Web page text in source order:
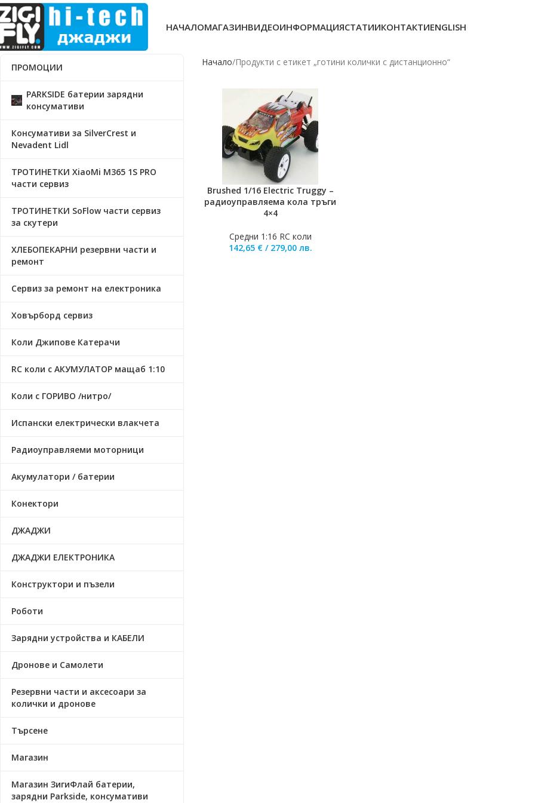
НАЧАЛОМАГАЗИНВИДЕОИНФОРМАЦИЯСТАТИИКОНТАКТИENGLISH
ПРОМОЦИИ
PARKSIDE батерии зарядни
консумативи
Консумативи за SilverCrest и
Nevadent Lidl
ТРОТИНЕТКИ XiaoMi M365 1S PRO
части сервиз
ТРОТИНЕТКИ SoFlow части сервиз
за скутери
ХЛЕБОПЕКАРНИ резервни части и
ремонт
Сервиз за ремонт на електроника
Ховърборд сервиз
Коли Джипове Катерачи
RC коли с АКУМУЛАТОР мащаб 1:10
Коли с ГОРИВО /нитро/
Испански електрически влакчета
Радиоуправляеми моторници
Акумулатори / батерии
Конектори
ДЖАДЖИ
ДЖАДЖИ ЕЛЕКТРОНИКА
Конструктори и пъзели
Роботи
Зарядни устройства и КАБЕЛИ
Дронове и Самолети
Резервни части и аксесоари за
колички и дронове
Търсене
Магазин
Магазин ЗигиФлай батерии,
зарядни Parkside, консумативи
Начало Продукти с етикет „готини колички с дистанционно“
ДОБАВЯНЕ В КОЛИЧКАТА
Brushed 1/16 Electric Truggy –
радиоуправляема кола тръги
4×4
Средни 1:16 RC коли
142,65 € / 279,00 лв.